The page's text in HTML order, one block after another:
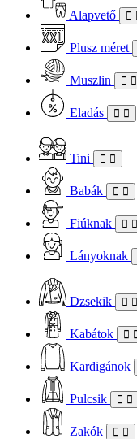
Alapvető
Plusz méret
Muszlin
Eladás
Tini
Babák
Fiúknak
Lányoknak
Dzsekik
Kabátok
Kardigánok
Pulcsik
Zakók